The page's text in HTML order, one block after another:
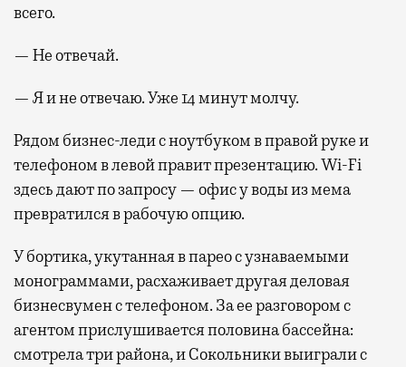
всего.
— Не отвечай.
— Я и не отвечаю. Уже 14 минут молчу.
Рядом бизнес-леди с ноутбуком в правой руке и
телефоном в левой правит презентацию. Wi-Fi
здесь дают по запросу — офис у воды из мема
превратился в рабочую опцию.
У бортика, укутанная в парео с узнаваемыми
монограммами, расхаживает другая деловая
бизнесвумен с телефоном. За ее разговором с
агентом прислушивается половина бассейна:
смотрела три района, и Сокольники выиграли с